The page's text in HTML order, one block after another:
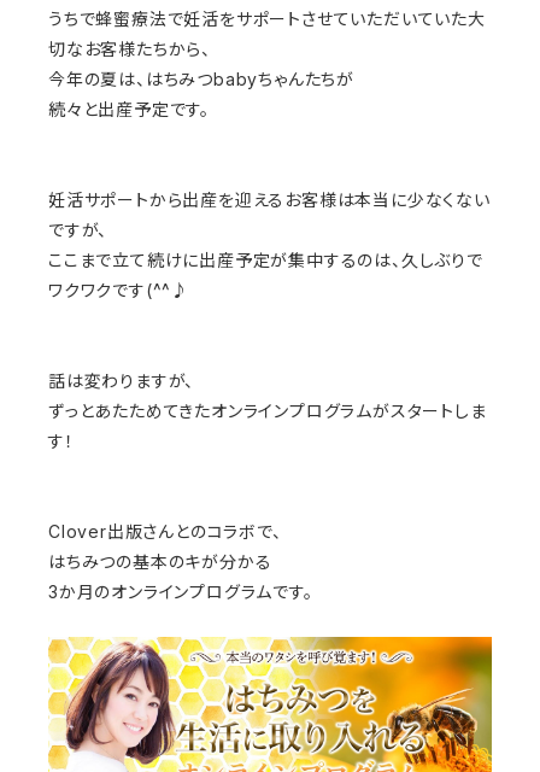
うちで蜂蜜療法で妊活をサポートさせていただいていた大
切なお客様たちから、
今年の夏は、はちみつbabyちゃんたちが
続々と出産予定です。
妊活サポートから出産を迎えるお客様は本当に少なくない
ですが、
ここまで立て続けに出産予定が集中するのは、久しぶりで
ワクワクです(^^♪
話は変わりますが、
ずっとあたためてきたオンラインプログラムがスタートしま
す！
Clover出版さんとのコラボで、
はちみつの基本のキが分かる
3か月のオンラインプログラムです。